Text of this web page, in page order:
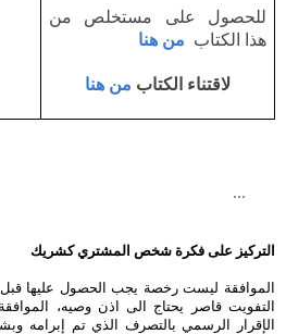
للحصول على مستخلص من
هذا الكتاب من هنا
لاقتناء الكتاب من هنا
...
التركيز على فكرة شخص المشتري كشريك
الموافقة ليست رخصة يجب الحصول عليها
التفويت قاصر يحتاج الى اذن وصيه،
الإقرار الرسمي بالتصرف الذي تم إبرامه